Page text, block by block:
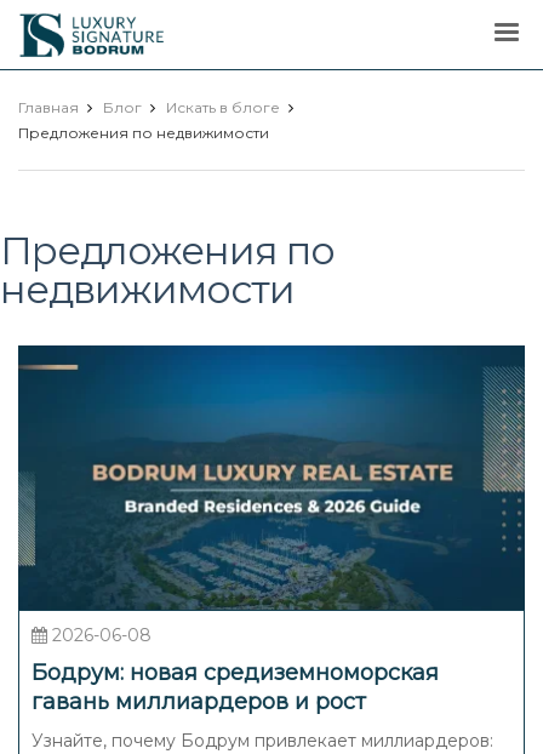
Luxury
Signature
Главная Блог
Искать в блоге
Предложения по недвижимости
Предложения по
недвижимости
2026-06-08
Бодрум: новая средиземноморская
гавань миллиардеров и рост
брендированных резиденций
Узнайте, почему Бодрум привлекает миллиардеров: